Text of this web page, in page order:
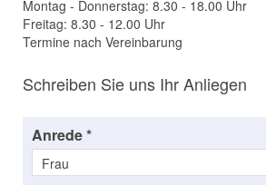
Montag - Donnerstag: 8.30 - 18.00 Uhr
Freitag: 8.30 - 12.00 Uhr
Termine nach Vereinbarung
Schreiben Sie uns Ihr Anliegen
Anrede *